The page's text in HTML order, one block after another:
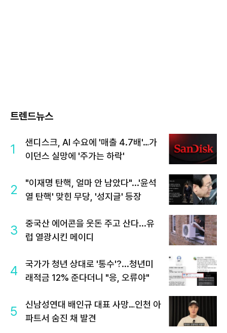
트렌드뉴스
1
샌디스크, AI 수요에 '매출 4.7배'…가
이던스 실망에 '주가는 하락'
2
"이재명 탄핵, 얼마 안 남았다"...'윤석
열 탄핵' 맞힌 무당, '성지글' 등장
3
중국산 에어콘을 웃돈 주고 산다...유
럽 열광시킨 메이디
4
국가가 청년 상대로 '통수'?...청년미
래적금 12% 준다더니 "응, 오류야"
5
신남성연대 배인규 대표 사망…인천 아
파트서 숨진 채 발견